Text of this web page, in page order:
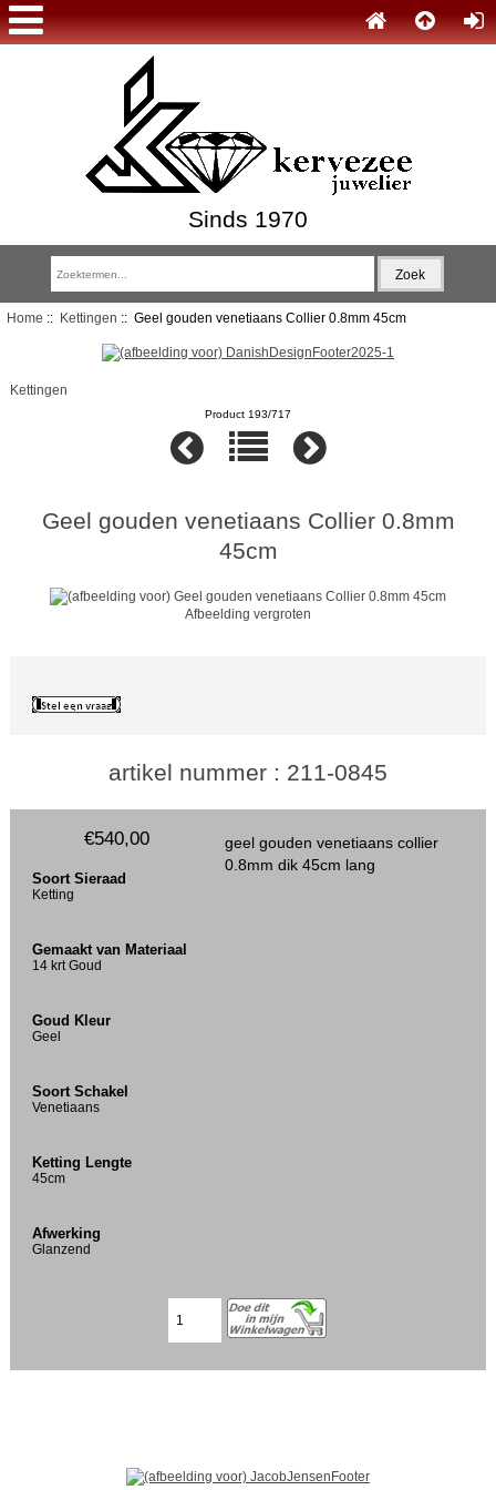
Sinds 1970
Home :: Kettingen :: Geel gouden venetiaans Collier 0.8mm 45cm
Kettingen
Product 193/717
Geel gouden venetiaans Collier 0.8mm
45cm
Afbeelding vergroten
artikel nummer : 211-0845
geel gouden venetiaans collier
0.8mm dik 45cm lang
€540,00
Soort Sieraad
Ketting
Gemaakt van Materiaal
14 krt Goud
Goud Kleur
Geel
Soort Schakel
Venetiaans
Ketting Lengte
45cm
Afwerking
Glanzend